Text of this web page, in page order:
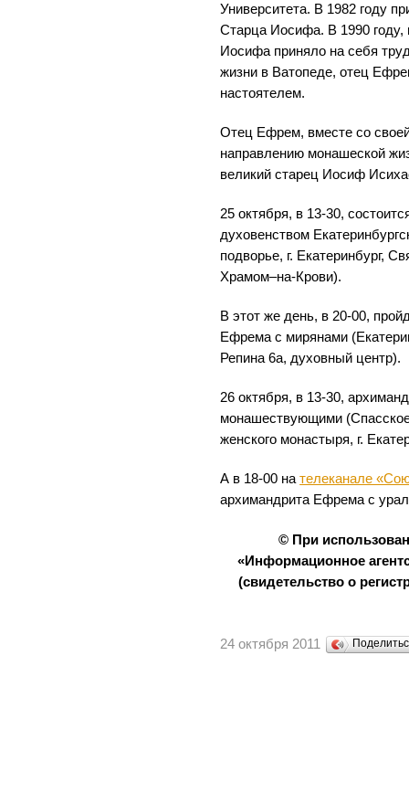
Университета. В 1982 году
Старца Иосифа. В 1990 году,
Иосифа приняло на себя
жизни в Ватопеде, отец
настоятелем.
Отец Ефрем, вместе со
направлению монашеской
великий старец Иосиф
25 октября, в 13-30,
духовенством
подворье, г. Екатеринбург,
Храмом–на-Крови).
В этот же день, в 20-00,
Ефрема с мирянами
Репина 6а, духовный центр).
26 октября, в 13-30,
монашествующими
женского монастыря, г.
А в 18-00 нателеканале
архимандрита Ефрема с
© При
«Информационное
(свидетельство о
24 октября 2011